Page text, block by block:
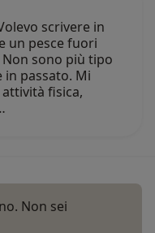
scrivere in
un pesce fuori
sono più tipo
in passato. Mi
fisica,
Non sei